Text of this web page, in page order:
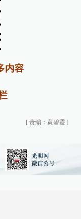
内容
[ 责编：黄碧霞 ]